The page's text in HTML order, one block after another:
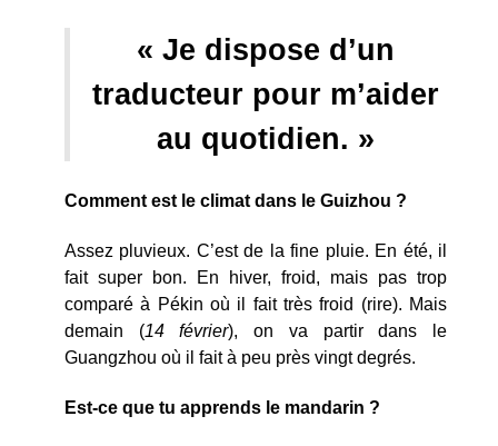
« Je dispose d’un
traducteur pour m’aider
au quotidien. »
Comment est le climat dans le Guizhou ?
Assez pluvieux. C’est de la fine pluie. En été, il
fait super bon. En hiver, froid, mais pas trop
comparé à Pékin où il fait très froid (rire). Mais
demain (14 février), on va partir dans le
Guangzhou où il fait à peu près vingt degrés.
Est-ce que tu apprends le mandarin ?